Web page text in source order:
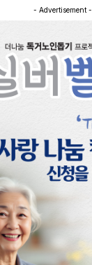
- Advertisement -